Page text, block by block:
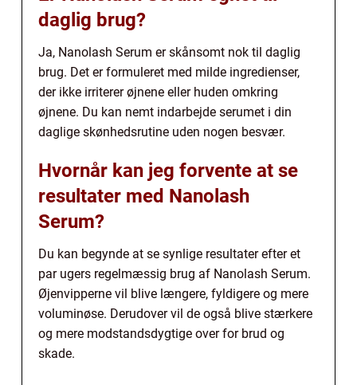
daglig brug?
Ja, Nanolash Serum er skånsomt nok til daglig
brug. Det er formuleret med milde ingredienser,
der ikke irriterer øjnene eller huden omkring
øjnene. Du kan nemt indarbejde serumet i din
daglige skønhedsrutine uden nogen besvær.
Hvornår kan jeg forvente at se
resultater med Nanolash
Serum?
Du kan begynde at se synlige resultater efter et
par ugers regelmæssig brug af Nanolash Serum.
Øjenvipperne vil blive længere, fyldigere og mere
voluminøse. Derudover vil de også blive stærkere
og mere modstandsdygtige over for brud og
skade.